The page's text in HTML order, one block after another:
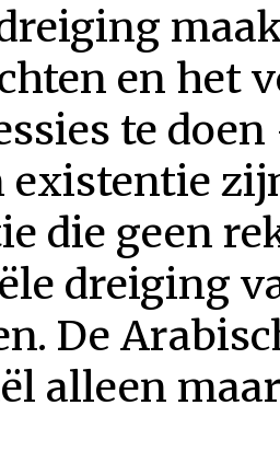
en het
te
die geen
dreiging
De
alleen